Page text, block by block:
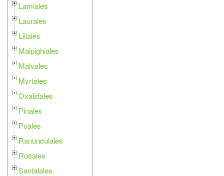
Lamiales
Laurales
Liliales
Malpighiales
Malvales
Myrtales
Oxalidales
Pinales
Poales
Ranunculales
Rosales
Santalales